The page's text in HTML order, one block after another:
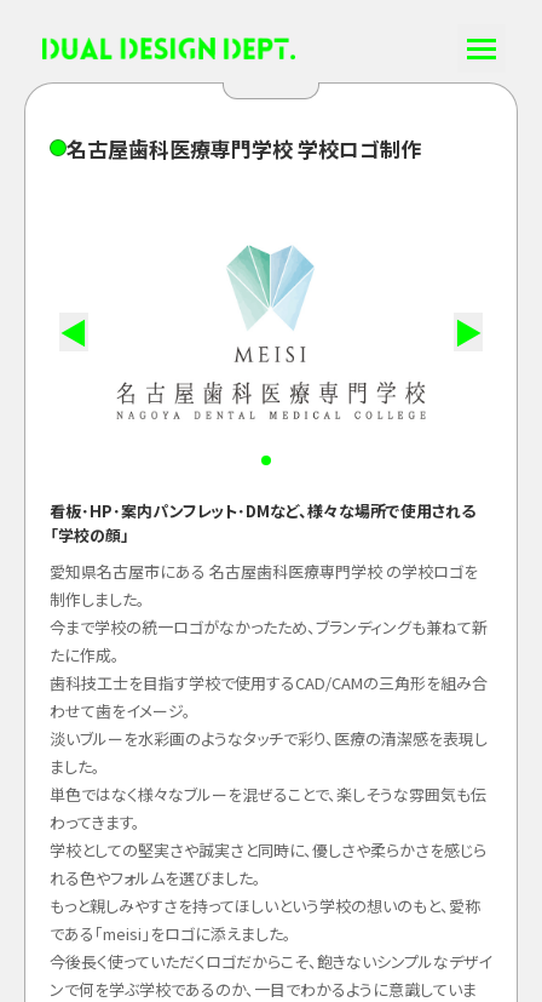
名古屋歯科医療専門学校学校ロゴ制作
◀ ▶
看板･HP･案内パンフレット･DMなど、様々な場所で使用される
「学校の顔」
愛知県名古屋市にある 名古屋歯科医療専門学校 の学校ロゴを
制作しました。
今まで学校の統一ロゴがなかったため、ブランディングも兼ねて新
たに作成。
歯科技工士を目指す学校で使用するCAD/CAMの三角形を組み合
わせて歯をイメージ。
淡いブルーを水彩画のようなタッチで彩り、医療の清潔感を表現し
ました。
単色ではなく様々なブルーを混ぜることで、楽しそうな雰囲気も伝
わってきます。
学校としての堅実さや誠実さと同時に、優しさや柔らかさを感じら
れる色やフォルムを選びました。
もっと親しみやすさを持ってほしいという学校の想いのもと、愛称
である「meisi」をロゴに添えました。
今後長く使っていただくロゴだからこそ、飽きないシンプルなデザイ
ンで何を学ぶ学校であるのか、一目でわかるように意識していま